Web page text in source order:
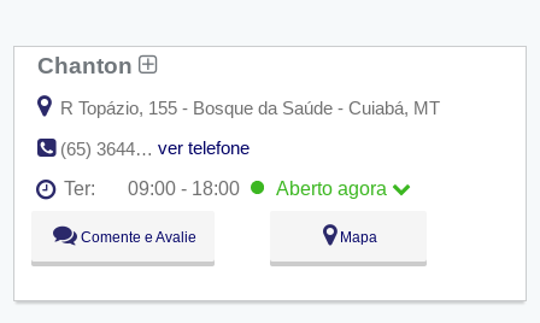
Chanton
R Topázio, 155 - Bosque da Saúde - Cuiabá, MT
(65) 3644-0680
ver telefone
Ter:
09:00 - 18:00 Aberto agora
Seg:
Ter:
09:00 - 18:00 Abertoagora
Qua:
09:00 - 18:00
Sex:
09:00 - 18:00
Comente e Avalie Mapa